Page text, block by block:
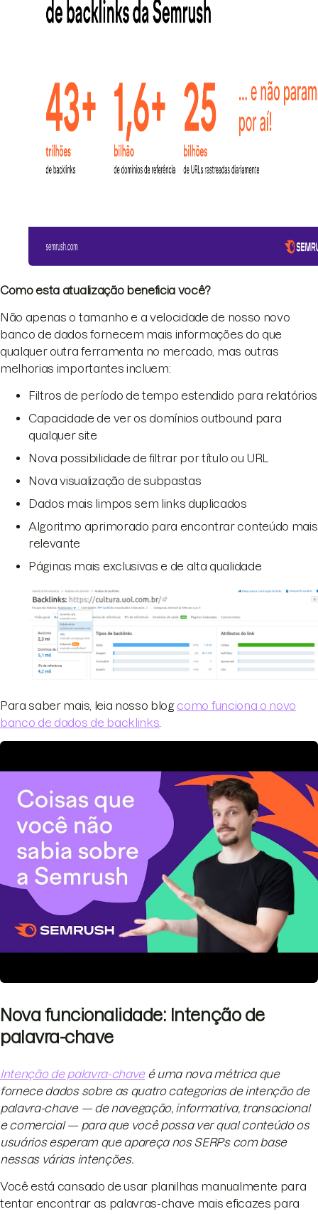
Como esta atualização beneficia você?
Não apenas o tamanho e a velocidade de nosso novo
banco de dados fornecem mais informações do que
qualquer outra ferramenta no mercado, mas outras
melhorias importantes incluem:
Filtros de período de tempo estendido para relatórios
Capacidade de ver os domínios outbound para
qualquer site
Nova possibilidade de filtrar por título ou URL
Nova visualização de subpastas
Dados mais limpos sem links duplicados
Algoritmo aprimorado para encontrar conteúdo mais
relevante
Páginas mais exclusivas e de alta qualidade
Para saber mais, leia nosso blog como funciona o novo
banco de dados de backlinks
Nova funcionalidade: Intenção de
palavra-chave
Intenção de palavra-chaveé uma nova métrica que
fornece dados sobre as quatro categorias de intenção de
palavra-chave — de navegação, informativa, transacional
e comercial — para que você possa ver qual conteúdo os
usuários esperam que apareça nos SERPs com base
nessas várias intenções.
Você está cansado de usar planilhas manualmente para
tentar encontrar as palavras-chave mais eficazes para